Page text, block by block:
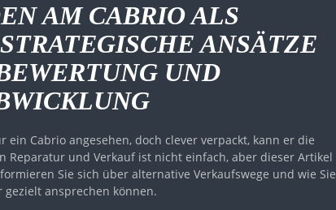
AM CABRIO ALS
ANSÄTZE
UND
Cabrio angesehen, doch clever verpackt, kann er die
Reparatur und Verkauf ist nicht einfach, aber dieser Artikel
Sie sich über alternative Verkaufswege und wie Sie
gezielt ansprechen können.